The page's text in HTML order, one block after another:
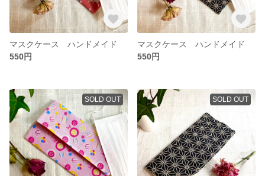
マスクケース ハンドメイド
550円
マスクケース ハンドメイド
550円
SOLD OUT SOLD OUT